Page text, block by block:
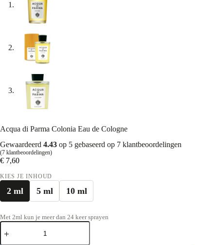
Acqua di Parma Colonia Eau de Cologne
Gewaardeerd 4.43 op 5 gebaseerd op 7 klantbeoordelingen
(7 klantbeoordelingen)
€ 7,60
KIES JE INHOUD
2 ml 5 ml 10 ml
Met 2ml kun je meer dan 24 keer sprayen
Acqua
di